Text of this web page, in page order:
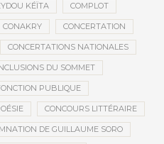
KÉÏTA COMPLOT
CONAKRY CONCERTATION
CONCERTATIONS NATIONALES
DU SOMMET
PUBLIQUE
CONCOURS LITTÉRAIRE
DE GUILLAUME SORO